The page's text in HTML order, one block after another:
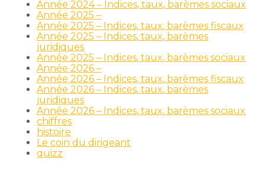
Année 2024 – Indices, taux, barèmes sociaux
Année 2025 –
Année 2025 – Indices, taux, barèmes fiscaux
Année 2025 – Indices, taux, barèmes
juridiques
Année 2025 – Indices, taux, barèmes sociaux
Année 2026 –
Année 2026 – Indices, taux, barèmes fiscaux
Année 2026 – Indices, taux, barèmes
juridiques
Année 2026 – Indices, taux, barèmes sociaux
chiffres
histoire
Le coin du dirigeant
quizz